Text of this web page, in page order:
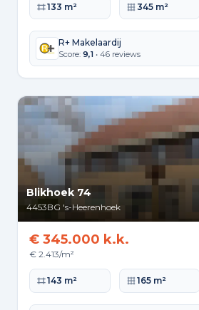
Woonoppervlakte
133 m² Perceeloppervlakte
345 m²
R+ Makelaardij
Score: 9,1 • 46 reviews
Blikhoek 74
4453BG 's-Heerenhoek
€ 345.000 k.k.
€ 2.413/m²
Woonoppervlakte
143 m² Perceeloppervlakte
165 m²